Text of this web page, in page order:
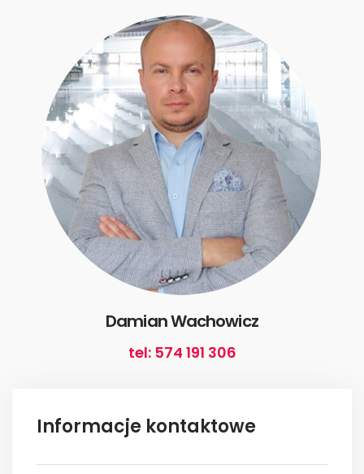
Damian Wachowicz
tel: 574 191 306
Informacje kontaktowe